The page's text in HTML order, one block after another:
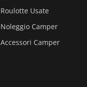
Roulotte Usate
Noleggio Camper
Accessori Camper